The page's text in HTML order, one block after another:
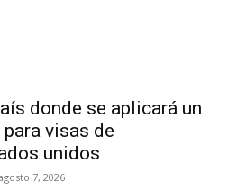
donde se aplicará un
visas de
unidos
7, 2026